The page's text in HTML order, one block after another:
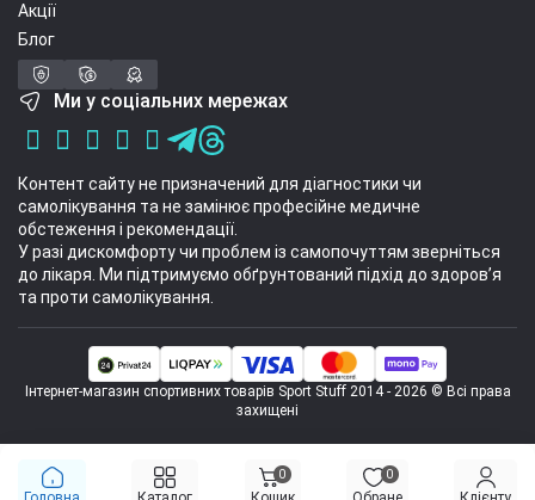
0 0
Акції
Блог
Ми у соціальних мережах
Контент сайту не призначений для діагностики чи
самолікування та не замінює професійне медичне
обстеження і рекомендації.
У разі дискомфорту чи проблем із самопочуттям зверніться
до лікаря. Ми підтримуємо обґрунтований підхід до здоров’я
та проти самолікування.
Інтернет-магазин спортивних товарів Sport Stuff 2014 - 2026 © Всі права
захищені